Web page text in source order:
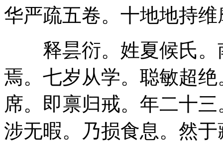
华严疏五卷。十地地持
释昙衍。姓夏候氏。
焉。七岁从学。聪敏超
席。即禀归戒。年二十
涉无暇。乃损食息。然